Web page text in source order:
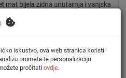
mat bijela zidna unutarnja i vanjska
jedinica
Šifra:
Energetska
klasa
Prikladno za
iskustvo, ova web stranica koristi
prometa te personalizaciju
pročitati ovdje.